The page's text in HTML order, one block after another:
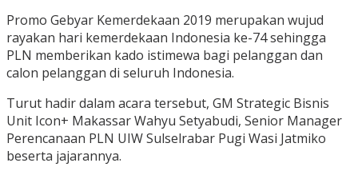
Promo Gebyar Kemerdekaan 2019 merupakan wujud
rayakan hari kemerdekaan Indonesia ke-74 sehingga
PLN memberikan kado istimewa bagi pelanggan dan
calon pelanggan di seluruh Indonesia.
Turut hadir dalam acara tersebut, GM Strategic Bisnis
Unit Icon+ Makassar Wahyu Setyabudi, Senior Manager
Perencanaan PLN UIW Sulselrabar Pugi Wasi Jatmiko
beserta jajarannya.